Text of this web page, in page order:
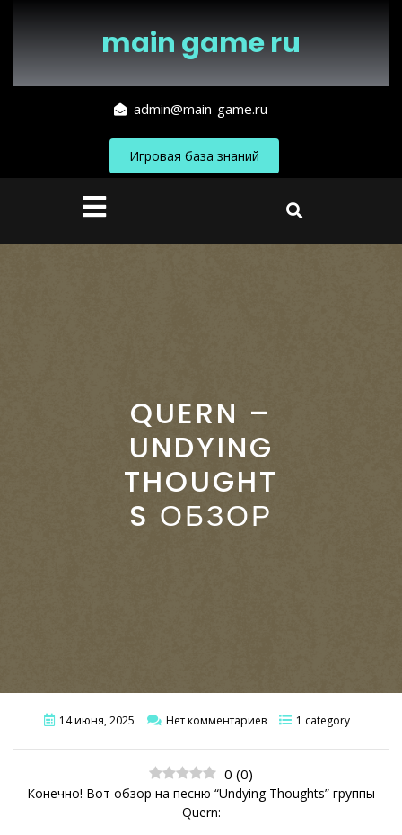
main game ru
admin@main-game.ru
Игровая база знаний
Кнопка
Открыть
QUERN –
UNDYING
THOUGHT
S ОБЗОР
14 июня, 2025 Нет комментариев 1 category
0 (0)
Конечно! Вот обзор на песню “Undying Thoughts” группы
Quern: